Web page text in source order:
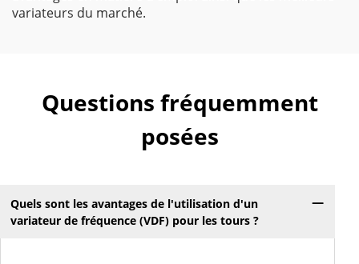
variateurs du marché.
Questions fréquemment
posées
Quels sont les avantages de l'utilisation d'un
variateur de fréquence (VDF) pour les tours ?